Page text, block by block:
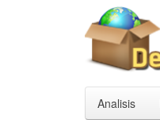
Analisis